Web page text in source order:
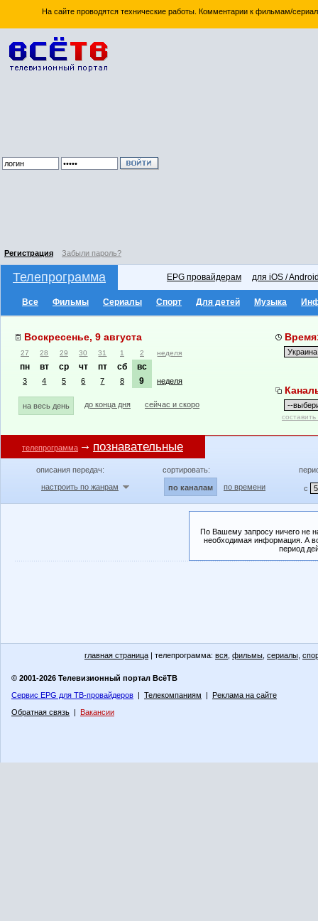
На сайте проводятся технические работы. Комментарии к фильмам/
Регистрация Забыли пароль?
Телепрограмма EPG провайдерам для iOS /
Все Фильмы Сериалы Спорт Для детей Музыка
Воскресенье, 9 августа
27 28 29 30 31 1 2 неделя
пн вт ср чт пт сб вс
3 4 5 6 7 8 9 неделя
на весь день до конца дня сейчас и скоро
телепрограмма познавательные
описания передач:
настроить по жанрам
сортировать:
по каналам по времени с
По Вашему запросу ничего не
необходимая информация. А
период
главная страница | телепрограмма: вся фильмы сериалы
© 2001-2026 Телевизионный портал ВсёТВ
Сервис EPG для ТВ-провайдеров | Телекомпаниям | Реклама на сайте
Обратная связь | Вакансии